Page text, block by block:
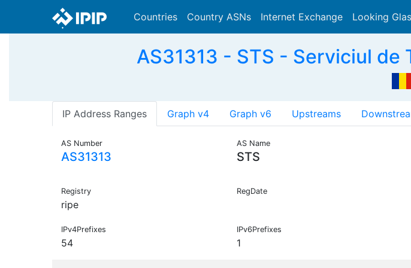
Countries Country ASNs Internet Exchange Looking
AS31313 - STS - Serviciul de
IP Address Ranges Graph v4 Graph v6 Upstreams
AS Number
AS31313
AS Name
STS
Registry
ripe
RegDate
IPv4Prefixes
54
IPv6Prefixes
1